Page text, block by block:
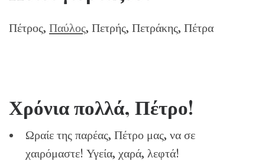
Πέτρος, Παύλος, Πετρής, Πετράκης, Πέτρα
Χρόνια πολλά, Πέτρο!
Ωραίε της παρέας, Πέτρο μας, να σε
χαιρόμαστε! Υγεία, χαρά, λεφτά!